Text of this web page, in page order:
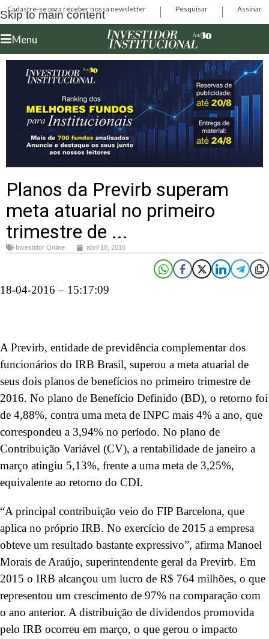
Skip to main content
Cadastre-se para receber nossa newsletter Pesquisar Assinar
Menu
Planos da Previrb superam
meta atuarial no primeiro
trimestre de ...
Investidor Online abril 18, 2016
18-04-2016 – 15:17:09
A Previrb, entidade de previdência complementar dos
funcionários do IRB Brasil, superou a meta atuarial de
seus dois planos de benefícios no primeiro trimestre de
2016. No plano de Benefício Definido (BD), o retorno foi
de 4,88%, contra uma meta de INPC mais 4% a ano, que
correspondeu a 3,94% no período. No plano de
Contribuição Variável (CV), a rentabilidade de janeiro a
março atingiu 5,13%, frente a uma meta de 3,25%,
equivalente ao retorno do CDI.
“A principal contribuição veio do FIP Barcelona, que
aplica no próprio IRB. No exercício de 2015 a empresa
obteve um resultado bastante expressivo”, afirma Manoel
Morais de Araújo, superintendente geral da Previrb. Em
2015 o IRB alcançou um lucro de R$ 764 milhões, o que
representou um crescimento de 97% na comparação com
o ano anterior. A distribuição de dividendos promovida
pelo IRB ocorreu em março, o que gerou o impacto